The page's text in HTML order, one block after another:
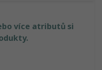
více atributů si